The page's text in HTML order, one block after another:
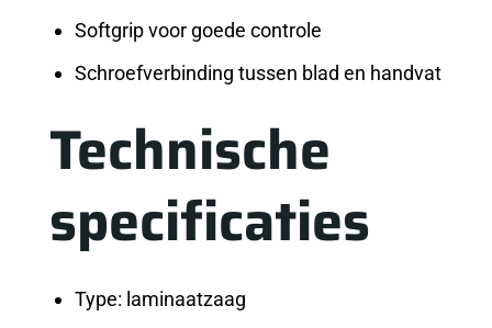
Softgrip voor goede controle
Schroefverbinding tussen blad en handvat
Technische
specificaties
Type: laminaatzaag